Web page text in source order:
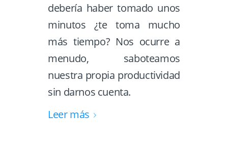
debería haber tomado unos
minutos ¿te toma mucho
más tiempo? Nos ocurre a
menudo, saboteamos
nuestra propia productividad
sin darnos cuenta.
Leer más